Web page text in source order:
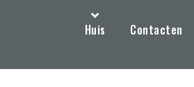
Huis Contacten